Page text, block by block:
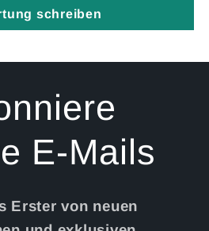
schreiben
E-Mails
Erster von neuen